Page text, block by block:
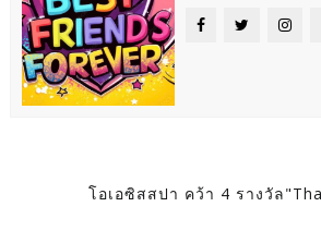
โอเอซิสสปา คว้า 4 รางวัล